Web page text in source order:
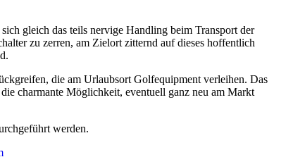
gleich das teils nervige Handling beim Transport der
zu zerren, am Zielort zitternd auf dieses hoffentlich
die am Urlaubsort Golfequipment verleihen. Das
charmante Möglichkeit, eventuell ganz neu am Markt
werden.